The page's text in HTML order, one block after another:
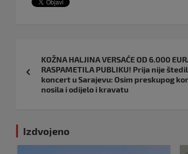
objava
KOŽNA HALJINA VERSAĆE OD 6.000
RASPAMETILA PUBLIKU! Prija nije
koncert u Sarajevu: Osim preskupog
nosila i odijelo i kravatu
Izdvojeno